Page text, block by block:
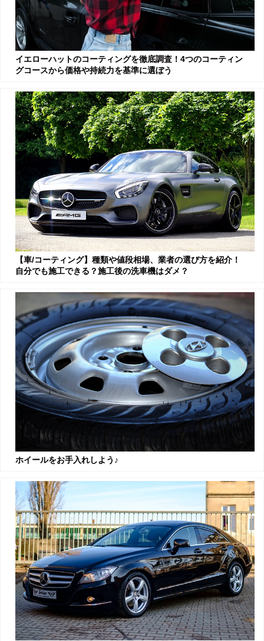
イエローハットのコーティングを徹底調査！4つのコーティン
グコースから価格や持続力を基準に選ぼう
【車/コーティング】種類や値段相場、業者の選び方を紹介！
自分でも施工できる？施工後の洗車機はダメ？
ホイールをお手入れしよう♪